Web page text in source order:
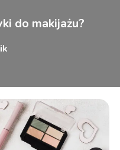
do makijażu?